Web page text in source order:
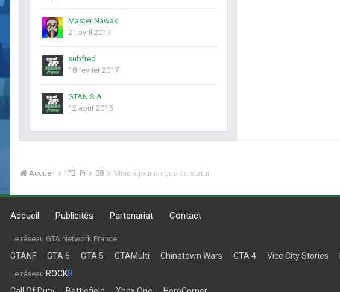
Master Nawak
21 avril 2017
subfred
18 février 2017
GTAN.S.A
12 août 2015
Accueil IPB_Priv_08 Mise à jour unique du statut
Accueil Publicités Partenariat Contact
Le réseau GTA Network France
GTANF GTA 6 GTA 5 GTAMulti Chinatown Wars GTA 4 Vice City Stories
Le réseau ROCK8